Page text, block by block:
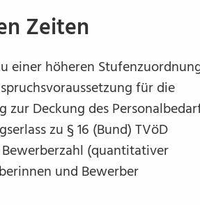
Zeiten
einer höheren
für die
zur Deckung des
zu § 16 (Bund) TVöD
(quantitativer
und Bewerber